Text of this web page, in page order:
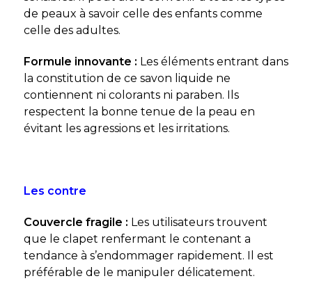
de peaux à savoir celle des enfants comme
celle des adultes.
Formule innovante : Les éléments entrant dans
la constitution de ce savon liquide ne
contiennent ni colorants ni paraben. Ils
respectent la bonne tenue de la peau en
évitant les agressions et les irritations.
Les contre
Couvercle fragile : Les utilisateurs trouvent
que le clapet renfermant le contenant a
tendance à s’endommager rapidement. Il est
préférable de le manipuler délicatement.